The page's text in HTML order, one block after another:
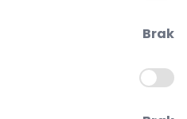
Brak